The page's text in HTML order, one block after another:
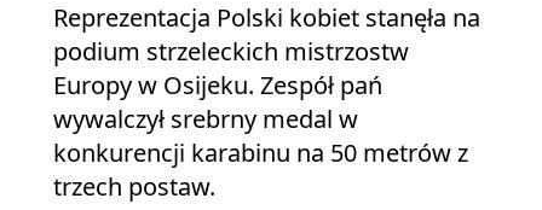
Reprezentacja Polski kobiet stanęła na
podium strzeleckich mistrzostw
Europy w Osijeku. Zespół pań
wywalczył srebrny medal w
konkurencji karabinu na 50 metrów z
trzech postaw.